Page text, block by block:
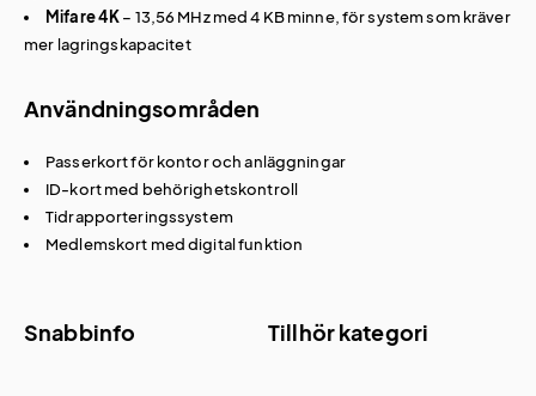
Mifare 4K– 13,56 MHz med 4 KB minne, för system som kräver
mer lagringskapacitet
Användningsområden
Passerkort för kontor och anläggningar
ID-kort med behörighetskontroll
Tidrapporteringssystem
Medlemskort med digital funktion
Snabbinfo Tillhör kategori